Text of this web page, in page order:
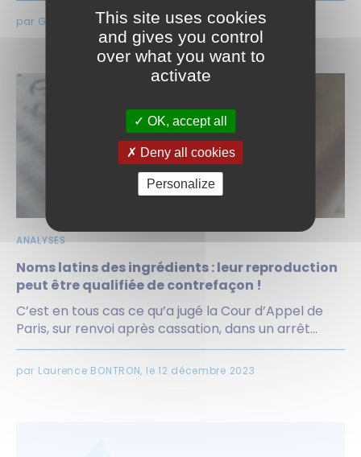
par Gilles ESCUDIER, le 16 avril 2024
ANALYSES
Noms latins des ingrédients : leur reproduction
peut être qualifiée de contrefaçon !
C’est en tous cas ce qu’a jugé la Cour d’Appel de
Paris, sur renvoi après cassation, dans un arrêt...
par Laurence BONTRON, le 12 décembre 2023
This site uses cookies
and gives you control
over what you want to
activate
OK, accept all
Deny all cookies
Personalize